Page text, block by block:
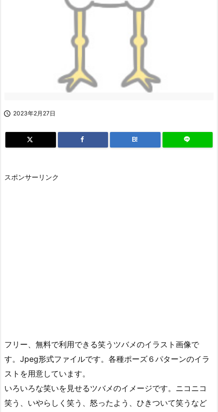
 2023年2月27日
B!
スポンサーリンク
フリー、無料で利用できる笑うツバメのイラスト画像で
す。Jpeg形式ファイルです。各種ポーズ６パターンのイラ
ストを用意しています。
いろいろな笑いを見せるツバメのイメージです。ニコニコ
笑う、いやらしく笑う、怒ったよう、ひきついて笑うなど